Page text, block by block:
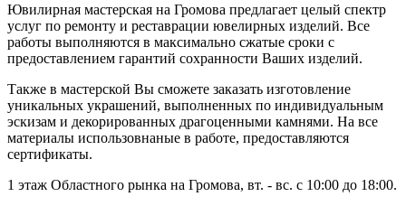
Ювилирная мастерская на Громова предлагает целый спектр
услуг по ремонту и реставрации ювелирных изделий. Все
работы выполняются в максимально сжатые сроки с
предоставлением гарантий сохранности Ваших изделий.
Также в мастерской Вы сможете заказать изготовление
уникальных украшений, выполненных по индивидуальным
эскизам и декорированных драгоценными камнями. На все
материалы использовнаные в работе, предоставляются
сертификаты.
1 этаж Областного рынка на Громова, вт. - вс. с 10:00 до 18:00.